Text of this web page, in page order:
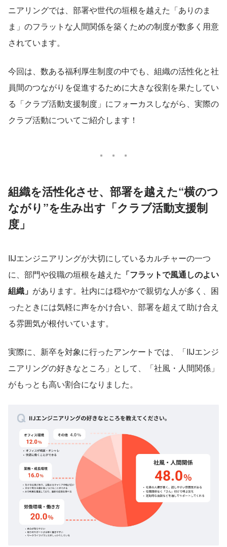
ニアリングでは、部署や世代の垣根を越えた「ありのま
ま」のフラットな人間関係を築くための制度が数多く用意
されています。
今回は、数ある福利厚生制度の中でも、組織の活性化と社
員間のつながりを促進するために大きな役割を果たしてい
る「クラブ活動支援制度」にフォーカスしながら、実際の
クラブ活動についてご紹介します！
組織を活性化させ、部署を越えた“横のつ
ながり”を生み出す「クラブ活動支援制
度」
IIJエンジニアリングが大切にしているカルチャーの一つ
に、部門や役職の垣根を越えた 「フラットで風通しのよい
組織」 があります。社内には穏やかで親切な人が多く、困
ったときには気軽に声をかけ合い、部署を超えて助け合え
る雰囲気が根付いています。
実際に、新卒を対象に行ったアンケートでは、「IIJエンジ
ニアリングの好きなところ」として、「社風・人間関係」
がもっとも高い割合になりました。